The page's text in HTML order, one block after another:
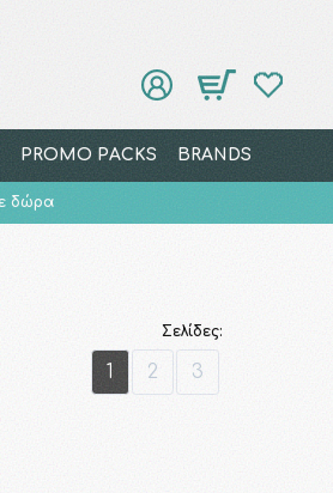
PROMO PACKS BRANDS
δώρα
Σελίδες:
1 2 3